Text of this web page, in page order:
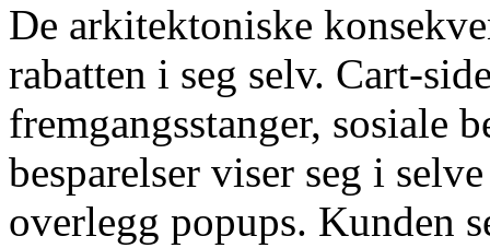
De arkitektoniske
rabatten i seg selv. Cart-
fremgangsstanger, sosiale
besparelser viser seg i
overlegg popups. Kunden